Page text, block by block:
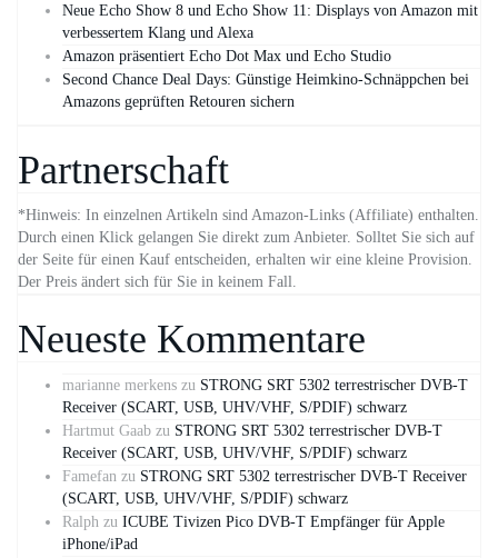
Neue Echo Show 8 und Echo Show 11: Displays von Amazon mit
verbessertem Klang und Alexa
Amazon präsentiert Echo Dot Max und Echo Studio
Second Chance Deal Days: Günstige Heimkino-Schnäppchen bei
Amazons geprüften Retouren sichern
Partnerschaft
*Hinweis: In einzelnen Artikeln sind Amazon-Links (Affiliate) enthalten.
Durch einen Klick gelangen Sie direkt zum Anbieter. Solltet Sie sich auf
der Seite für einen Kauf entscheiden, erhalten wir eine kleine Provision.
Der Preis ändert sich für Sie in keinem Fall.
Neueste Kommentare
marianne merkens zu STRONG SRT 5302 terrestrischer DVB-T
Receiver (SCART, USB, UHV/VHF, S/PDIF) schwarz
Hartmut Gaab zu STRONG SRT 5302 terrestrischer DVB-T
Receiver (SCART, USB, UHV/VHF, S/PDIF) schwarz
Famefan zu STRONG SRT 5302 terrestrischer DVB-T Receiver
(SCART, USB, UHV/VHF, S/PDIF) schwarz
Ralph zu ICUBE Tivizen Pico DVB-T Empfänger für Apple
iPhone/iPad